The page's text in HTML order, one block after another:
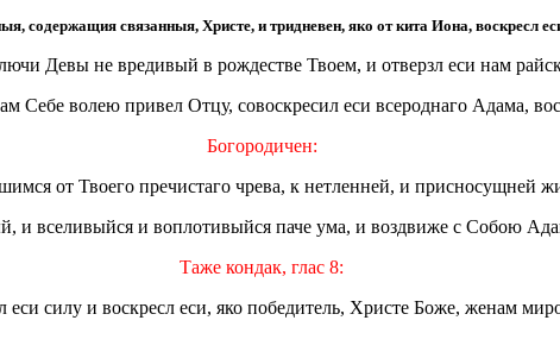
содержащия связанныя, Христе, и тридневен, яко от кита Иона, воскресл
Девы не вредивый в рождестве Твоем, и отверзл еси нам
Себе волею привел Отцу, совоскресил еси всероднаго Адама,
Богородичен:
от Твоего пречистаго чрева, к нетленней, и присносущней
и вселивыйся и воплотивыйся паче ума, и воздвиже с Собою
Таже кондак, глас 8:
еси силу и воскресл еси, яко победитель, Христе Боже, женам